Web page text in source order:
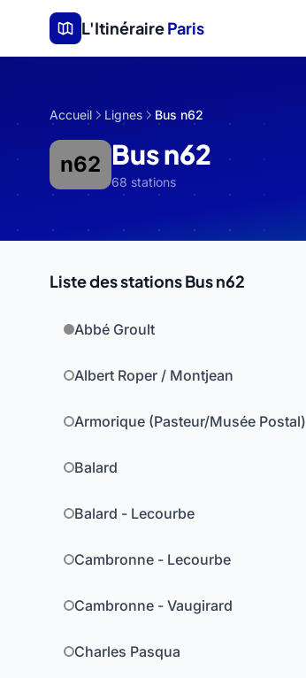
Aller au contenu principal
L'ItinéraireParis
Accueil Lignes Bus n62
n62 Bus n62
68 stations
Liste des stations Bus n62
Abbé Groult
Albert Roper / Montjean
Armorique (Pasteur/Musée Postal)
Balard
Balard - Lecourbe
Cambronne - Lecourbe
Cambronne - Vaugirard
Charles Pasqua